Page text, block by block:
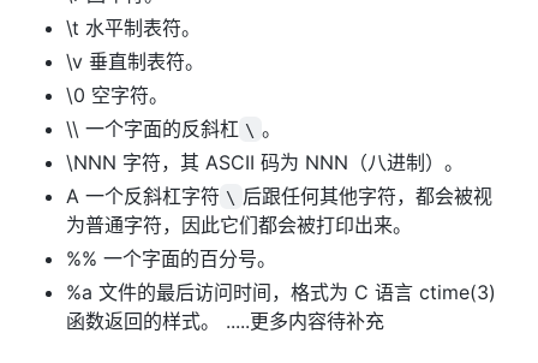
\t 水平制表符。
\v 垂直制表符。
\0 空字符。
\\ 一个字面的反斜杠 \ 。
\NNN 字符，其 ASCII 码为 NNN（八进制）。
A 一个反斜杠字符 \ 后跟任何其他字符，都会被视
为普通字符，因此它们都会被打印出来。
%% 一个字面的百分号。
%a 文件的最后访问时间，格式为 C 语言 ctime(3)
函数返回的样式。 .....更多内容待补充